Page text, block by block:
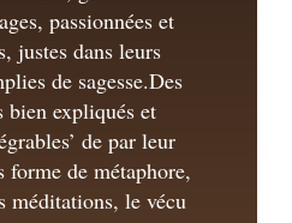
passionnées et
justes dans leurs
de sagesse.Des
bien expliqués et
de par leur
forme de métaphore,
méditations, le vécu